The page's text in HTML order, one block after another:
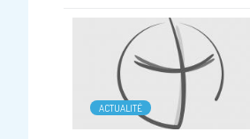
ACTUALITÉ